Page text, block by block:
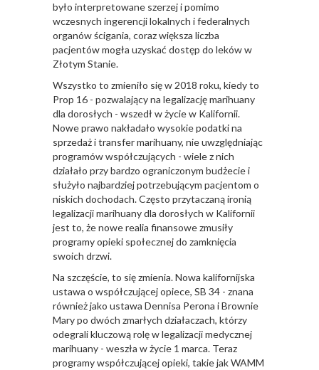
było interpretowane szerzej i pomimo
wczesnych ingerencji lokalnych i federalnych
organów ścigania, coraz większa liczba
pacjentów mogła uzyskać dostęp do leków w
Złotym Stanie.
Wszystko to zmieniło się w 2018 roku, kiedy to
Prop 16 - pozwalający na legalizację marihuany
dla dorosłych - wszedł w życie w Kalifornii.
Nowe prawo nakładało wysokie podatki na
sprzedaż i transfer marihuany, nie uwzględniając
programów współczujących - wiele z nich
działało przy bardzo ograniczonym budżecie i
służyło najbardziej potrzebującym pacjentom o
niskich dochodach. Często przytaczaną ironią
legalizacji marihuany dla dorosłych w Kalifornii
jest to, że nowe realia finansowe zmusiły
programy opieki społecznej do zamknięcia
swoich drzwi.
Na szczęście, to się zmienia. Nowa kalifornijska
ustawa o współczującej opiece, SB 34 - znana
również jako ustawa Dennisa Perona i Brownie
Mary po dwóch zmarłych działaczach, którzy
odegrali kluczową rolę w legalizacji medycznej
marihuany - weszła w życie 1 marca. Teraz
programy współczującej opieki, takie jak WAMM